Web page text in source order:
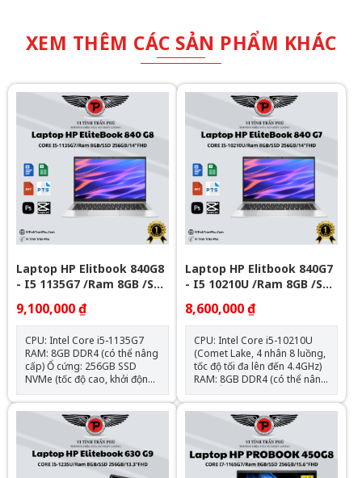
XEM THÊM CÁC SẢN PHẨM KHÁC
Laptop HP Elitbook 840G8
- I5 1135G7 /Ram 8GB /SSD
256GB/ 14FHD
9,100,000 ₫
CPU: Intel Core i5-1135G7
RAM: 8GB DDR4 (có thể nâng
cấp) Ổ cứng: 256GB SSD
NVMe (tốc độ cao, khởi động
nhanh, nâng cấp được) Màn
hình: 14.0 inch Full HD (1920 x
1080) IPS, viền mỏng – cho
góc nhìn rộng và hình ảnh
Graphics – đáp ứng tốt các
tác vụ văn phòng, học tập và
Laptop HP Elitbook 840G7
- I5 10210U /Ram 8GB /SSD
256GB/ 14FHD
8,600,000 ₫
CPU: Intel Core i5-10210U
(Comet Lake, 4 nhân 8 luồng,
tốc độ tối đa lên đến 4.4GHz)
RAM: 8GB DDR4 (có thể nâng
cấp) Ổ cứng: 256GB SSD
NVMe (tốc độ cao, khởi động
nhanh, nâng cấp được) Màn
hình: 14.0 inch Full HD (1920 x
1080) IPS, viền mỏng – cho
góc nhìn rộng và hình ảnh
sắc nét Đồ họa: Intel UHD